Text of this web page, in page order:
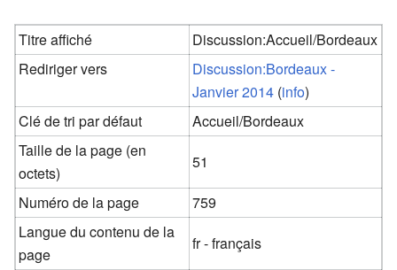
Titre affiché
Discussion:Accueil/Bordeaux
Rediriger vers
Discussion:Bordeaux -
Janvier 2014 (info)
Clé de tri par défaut
Accueil/Bordeaux
Taille de la page (en
octets)
51
Numéro de la page
759
Langue du contenu de la
page
fr - français